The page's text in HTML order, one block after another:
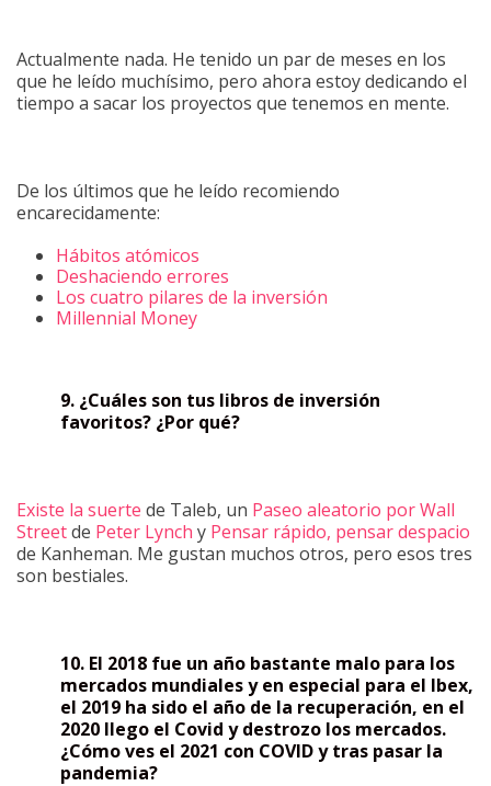
Actualmente nada. He tenido un par de meses en los
que he leído muchísimo, pero ahora estoy dedicando el
tiempo a sacar los proyectos que tenemos en mente.
De los últimos que he leído recomiendo
encarecidamente:
Hábitos atómicos
Deshaciendo errores
Los cuatro pilares de la inversión
Millennial Money
9. ¿Cuáles son tus libros de inversión
favoritos? ¿Por qué?
Existe la suerte de Taleb, un Paseo aleatorio por Wall
Streetde Peter Lynch y Pensar rápido, pensar despacio
de Kanheman. Me gustan muchos otros, pero esos tres
son bestiales.
10. El 2018 fue un año bastante malo para los
mercados mundiales y en especial para el Ibex,
el 2019 ha sido el año de la recuperación, en el
2020 llego el Covid y destrozo los mercados.
¿Cómo ves el 2021 con COVID y tras pasar la
pandemia?